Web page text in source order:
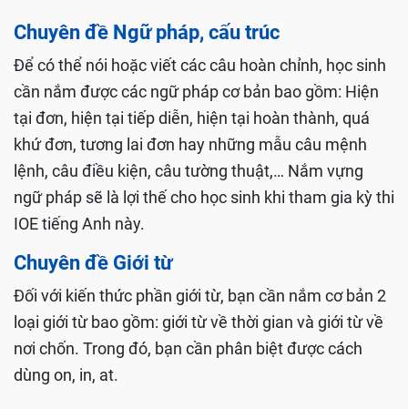
Chuyên đề Ngữ pháp, cấu trúc
Để có thể nói hoặc viết các câu hoàn chỉnh, học sinh
cần nắm được các ngữ pháp cơ bản bao gồm: Hiện
tại đơn, hiện tại tiếp diễn, hiện tại hoàn thành, quá
khứ đơn, tương lai đơn hay những mẫu câu mệnh
lệnh, câu điều kiện, câu tường thuật,… Nắm vựng
ngữ pháp sẽ là lợi thế cho học sinh khi tham gia kỳ thi
IOE tiếng Anh này.
Chuyên đề Giới từ
Đối với kiến thức phần giới từ, bạn cần nắm cơ bản 2
loại giới từ bao gồm: giới từ về thời gian và giới từ về
nơi chốn. Trong đó, bạn cần phân biệt được cách
dùng on, in, at.